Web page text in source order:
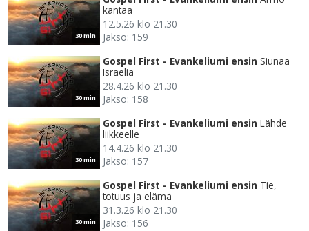
30 min
kantaa
12.5.26 klo 21.30
Jakso: 159
30 min
Gospel First - Evankeliumi ensin Siunaa
Israelia
28.4.26 klo 21.30
Jakso: 158
30 min
Gospel First - Evankeliumi ensin Lähde
liikkeelle
14.4.26 klo 21.30
Jakso: 157
30 min
Gospel First - Evankeliumi ensin Tie,
totuus ja elämä
31.3.26 klo 21.30
Jakso: 156